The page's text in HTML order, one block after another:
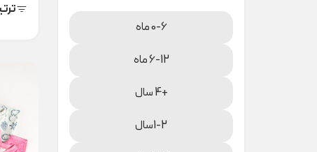
0-6 ماه
6-12 ماه
+4 سال
1-2سال